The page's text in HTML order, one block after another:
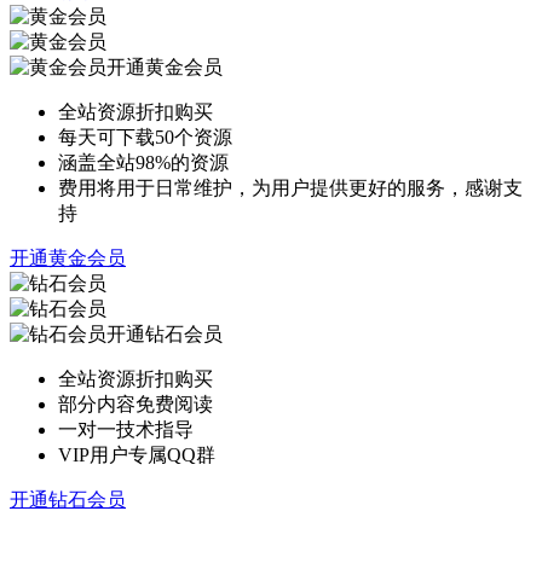
开通黄金会员
全站资源折扣购买
每天可下载50个资源
涵盖全站98%的资源
费用将用于日常维护，为用户提供更好的服务，感谢支
持
开通黄金会员
开通钻石会员
全站资源折扣购买
部分内容免费阅读
一对一技术指导
VIP用户专属QQ群
开通钻石会员